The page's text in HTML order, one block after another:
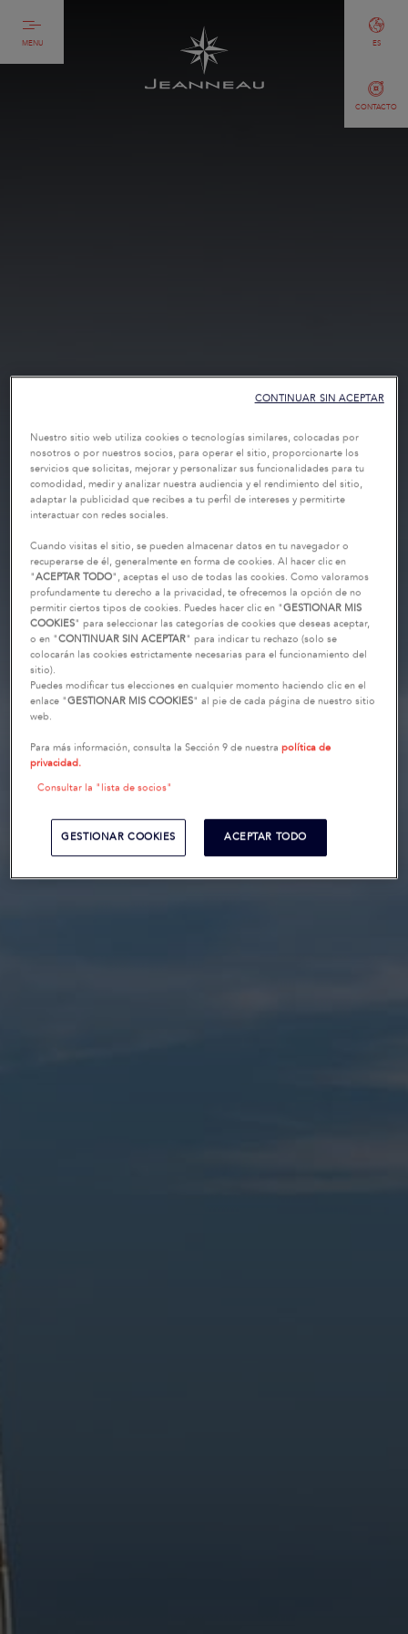
MENU
CONTACTO
ES
Nuestro sitio web utiliza cookies o tecnologías similares, colocadas por
nosotros o por nuestros socios, para operar el sitio, proporcionarte los
servicios que solicitas, mejorar y personalizar sus funcionalidades para tu
comodidad, medir y analizar nuestra audiencia y el rendimiento del sitio,
adaptar la publicidad que recibes a tu perfil de intereses y permitirte
interactuar con redes sociales.
Cuando visitas el sitio, se pueden almacenar datos en tu navegador o
recuperarse de él, generalmente en forma de cookies. Al hacer clic en
"ACEPTAR TODO", aceptas el uso de todas las cookies. Como valoramos
profundamente tu derecho a la privacidad, te ofrecemos la opción de no
permitir ciertos tipos de cookies. Puedes hacer clic en "GESTIONAR MIS
COOKIES" para seleccionar las categorías de cookies que deseas aceptar,
o en "CONTINUAR SIN ACEPTAR" para indicar tu rechazo (solo se
colocarán las cookies estrictamente necesarias para el funcionamiento del
sitio).
Puedes modificar tus elecciones en cualquier momento haciendo clic en el
enlace "GESTIONAR MIS COOKIES" al pie de cada página de nuestro sitio
web.
Para más información, consulta la Sección 9 de nuestrapolítica de
privacidad.
Consultar la "lista de socios"
GESTIONAR COOKIES ACEPTAR TODO
CONTINUAR SIN ACEPTAR